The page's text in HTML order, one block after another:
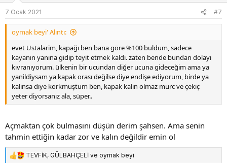
e
:
7 Ocak 2021 #7
oymak beyi' Alıntı:
evet Ustalarim, kapağı ben bana göre %100 buldum, sadece
kayanın yanına gidip teyit etmek kaldı. zaten bende bundan dolayı
kıvranıyorum. ülkenin bir ucundan diğer ucuna gideceğim ama ya
yanildiysam ya kapak orası değilse diye endişe ediyorum, birde ya
kalınsa diye korkmuştum ben, kapak kalın olmaz murc ve çekiç
yeter diyorsanız ala, süper..
Açmaktan çok bulmasını düşün derim şahsen. Ama senin
tahmin ettiğin kadar zor ve kalın değildir emin ol
T
TEVFİK, GÜLBAHÇELİ ve oymak beyi